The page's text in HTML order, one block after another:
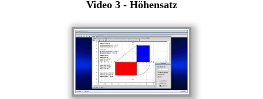
Video 3 - Höhensatz